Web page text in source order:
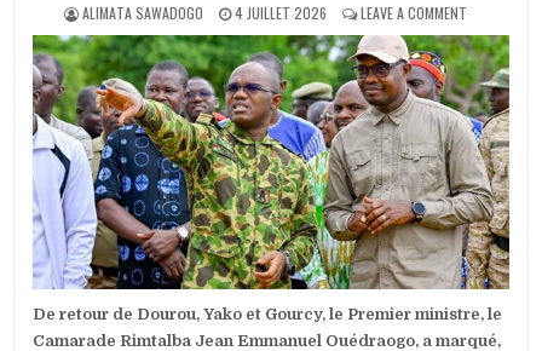
AUTHOR:
ALIMATA SAWADOGO
PUBLISHED
DATE:
4 JUILLET 2026 LEAVE A COMMENTON
BAS-
FOND
RIZICOLE
DE
YIBI
:
LE
PREMIER
MINISTRE
SALUE
DES
FEMMES
De retour de Dourou, Yako et Gourcy, le Premier ministre, le
Camarade Rimtalba Jean Emmanuel Ouédraogo, a marqué,